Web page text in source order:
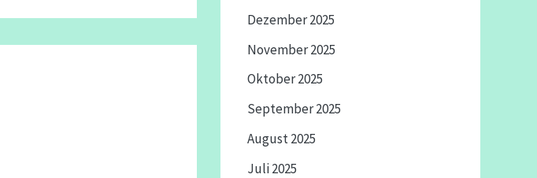
Dezember 2025
November 2025
Oktober 2025
September 2025
August 2025
Juli 2025